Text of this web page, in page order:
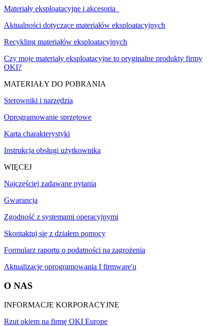
Materiały eksploatacyjne i akcesoria
Aktualności dotyczące materiałów eksploatacyjnych
Recykling materiałów eksploatacyjnych
Czy moje materiały eksploatacyjne to oryginalne produkty firmy
OKI?
MATERIAŁY DO POBRANIA
Sterowniki i narzędzia
Oprogramowanie sprzętowe
Karta charakterystyki
Instrukcja obsługi użytkownika
WIĘCEJ
Najczęściej zadawane pytania
Gwarancja
Zgodność z systemami operacyjnymi
Skontaktuj się z działem pomocy
Formularz raportu o podatności na zagrożenia
Aktualizacje oprogramowania I firmware'u
O NAS
INFORMACJE KORPORACYJNE
Rzut okiem na firmę OKI Europe